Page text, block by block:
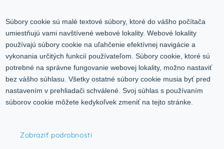
Kontakt
Volgogradská 9, 08001 Prešov
0917 353 303
predajna@inco-ag.sk
Súbory cookie sú malé textové súbory, ktoré do vášho počítača
umiestňujú vami navštívené webové lokality. Webové lokality
používajú súbory cookie na uľahčenie efektívnej navigácie a
vykonania určitých funkcií používateľom. Súbory cookie, ktoré sú
potrebné na správne fungovanie webovej lokality, možno nastaviť
bez vášho súhlasu. Všetky ostatné súbory cookie musia byť pred
nastavením v prehliadači schválené. Svoj súhlas s používaním
súborov cookie môžete kedykoľvek zmeniť na tejto stránke.
Zobraziť podrobnosti